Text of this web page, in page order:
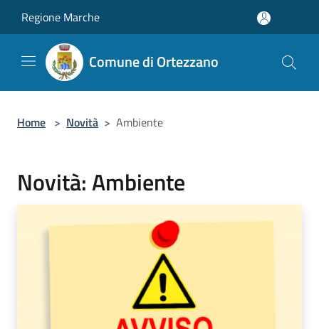
Regione Marche
Comune di Ortezzano
Home > Novità > Ambiente
Novità: Ambiente